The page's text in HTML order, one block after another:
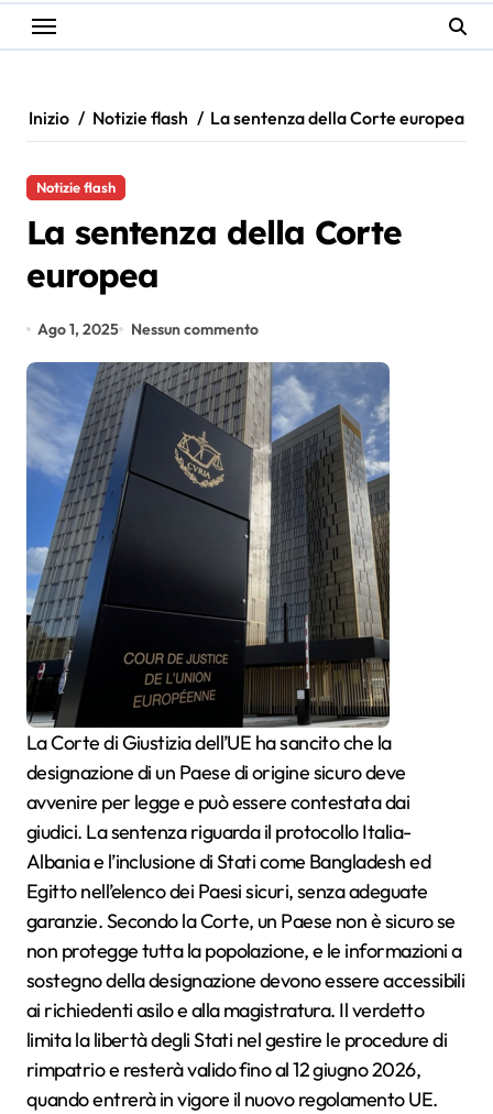
Inizio Notizie flash La sentenza della Corte europea
Notizie flash
La sentenza della Corte
europea
Ago 1, 2025 Nessun commento
La Corte di Giustizia dell’UE ha sancito che la
designazione di un Paese di origine sicuro deve
avvenire per legge e può essere contestata dai
giudici. La sentenza riguarda il protocollo Italia-
Albania e l’inclusione di Stati come Bangladesh ed
Egitto nell’elenco dei Paesi sicuri, senza adeguate
garanzie. Secondo la Corte, un Paese non è sicuro se
non protegge tutta la popolazione, e le informazioni a
sostegno della designazione devono essere accessibili
ai richiedenti asilo e alla magistratura. Il verdetto
limita la libertà degli Stati nel gestire le procedure di
rimpatrio e resterà valido fino al 12 giugno 2026,
quando entrerà in vigore il nuovo regolamento UE.